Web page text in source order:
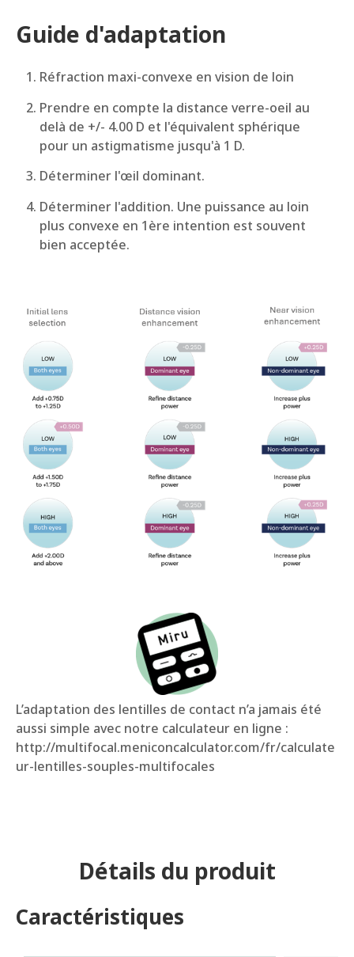
Guide d'adaptation
Réfraction maxi-convexe en vision de loin
Prendre en compte la distance verre-oeil au
delà de +/- 4.00 D et l'équivalent sphérique
pour un astigmatisme jusqu'à 1 D.
Déterminer l'œil dominant.
Déterminer l'addition. Une puissance au loin
plus convexe en 1ère intention est souvent
bien acceptée.
L’adaptation des lentilles de contact n’a jamais été
aussi simple avec notre calculateur en ligne :
http://multifocal.meniconcalculator.com/fr/calculate
ur-lentilles-souples-multifocales
Détails du produit
Caractéristiques